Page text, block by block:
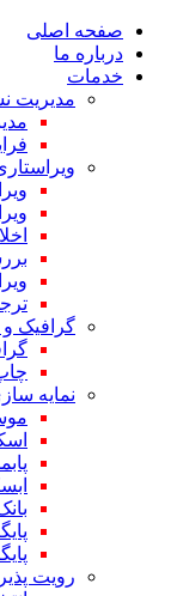
صفحه اصلی
درباره ما
خدمات
مدیریت
گرافیک و
چاپ
نمایه
پابمد
رویت